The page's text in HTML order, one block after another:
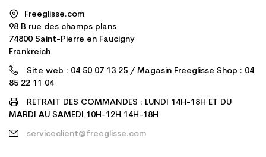
Freeglisse.com
98 B rue des champs plans
74800 Saint-Pierre en Faucigny
Frankreich
Site web : 04 50 07 13 25 / Magasin Freeglisse Shop : 04
85 22 11 04
RETRAIT DES COMMANDES : LUNDI 14H-18H ET DU
MARDI AU SAMEDI 10H-12H 14H-18H
serviceclient@freeglisse.com